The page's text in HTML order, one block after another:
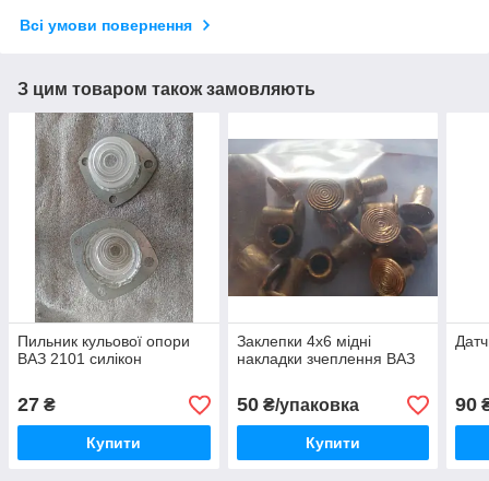
Всі умови повернення
З цим товаром також замовляють
Пильник кульової опори
ВАЗ 2101 силікон
27 ₴
Купити
Заклепки 4х6 мідні
накладки зчеплення ВАЗ
50₴/упаковка
Купити
90